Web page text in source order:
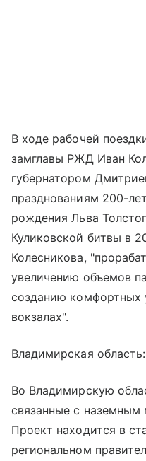
В ходе рабочей
замглавы РЖД Иван
губернатором
празднованиям 200-
рождения Льва
Куликовской битвы в
Колесникова,
увеличению объемов
созданию комфортных
вокзалах".
Владимирская
Во Владимирскую
связанные с наземным
Проект находится в
региональном